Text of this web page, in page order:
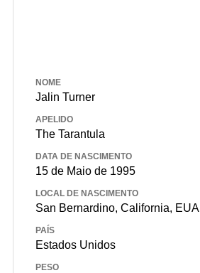
NOME
Jalin Turner
APELIDO
The Tarantula
DATA DE NASCIMENTO
15 de Maio de 1995
LOCAL DE NASCIMENTO
San Bernardino, California, EUA
PAÍS
Estados Unidos
PESO